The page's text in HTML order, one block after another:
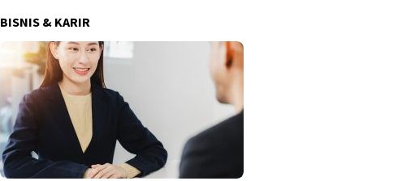
BISNIS & KARIR